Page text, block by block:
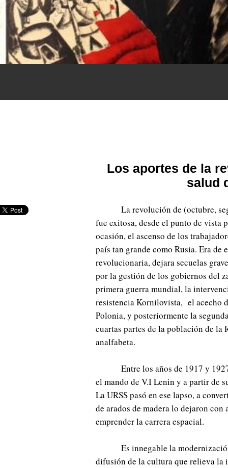
Los aportes de la
salud
La revolución de (octubre,
fue exitosa, desde el punto de
ocasión, el ascenso de los
país tan grande como Rusia. Era de
revolucionaria, dejara secuelas
por la gestión de los gobiernos del
primera guerra mundial, la
resistencia Kornilovista, el acecho
Polonia, y posteriormente la
cuartas partes de la población de la
analfabeta.
Entre los años de 1917 y
el mando de V.I Lenin y a partir de
La URSS pasó en ese lapso, a
de arados de madera lo dejaron
emprender la carrera espacial.
Es innegable la
difusión de la cultura que relieva